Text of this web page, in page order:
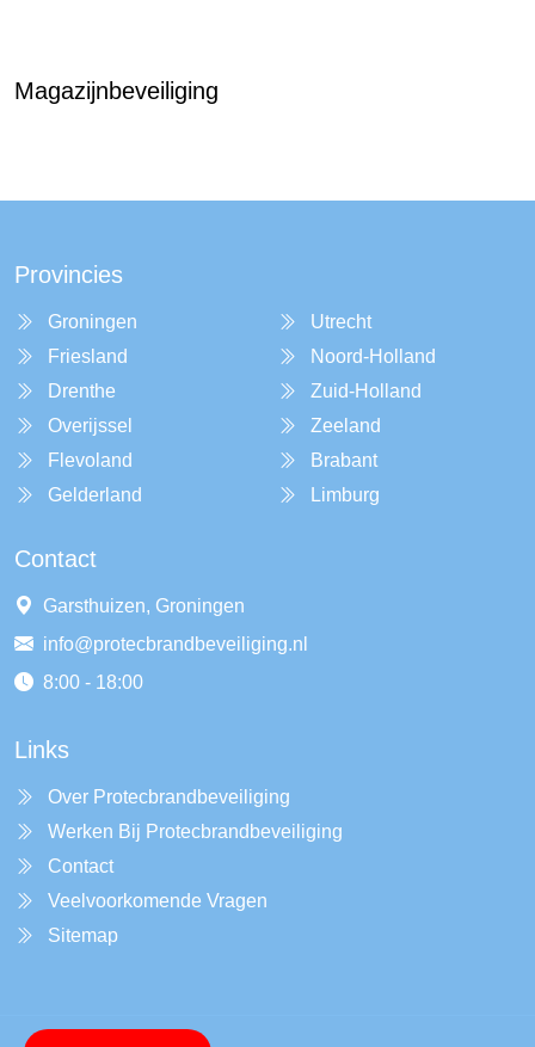
Magazijnbeveiliging
Provincies
Groningen
Friesland
Drenthe
Overijssel
Flevoland
Gelderland
Utrecht
Noord-Holland
Zuid-Holland
Zeeland
Brabant
Limburg
Contact
Garsthuizen, Groningen
info@protecbrandbeveiliging.nl
8:00 - 18:00
Links
Over Protecbrandbeveiliging
Werken Bij Protecbrandbeveiliging
Contact
Veelvoorkomende Vragen
Sitemap